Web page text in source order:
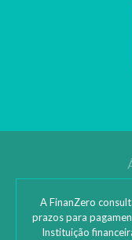
A FinanZero
prazos para
Instituição